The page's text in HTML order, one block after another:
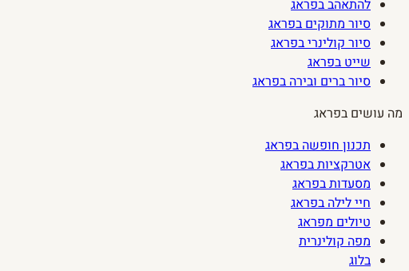
להתאהב בפראג
סיור מתוקים בפראג
סיור קולינרי בפראג
שייט בפראג
סיור ברים ובירה בפראג
מה עושים בפראג
תכנון חופשה בפראג
אטרקציות בפראג
מסעדות בפראג
חיי לילה בפראג
טיולים מפראג
מפה קולינרית
בלוג